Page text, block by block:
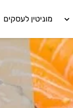
מוניטין לעסקים